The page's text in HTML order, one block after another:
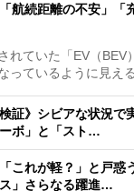
航続距離の不安」「
ていた「EV（BEV
っているように見え
証》シビアな状況で
ボ」と「スト…
これが軽？」と戸惑
」さらなる躍進…